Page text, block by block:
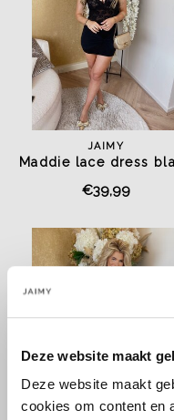
Deze website maakt
Deze website maakt
cookies om content en
JAIMY
Maddie lace dress
€39,99